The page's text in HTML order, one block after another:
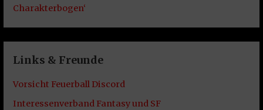
Charakterbogen‘
Links & Freunde
Vorsicht Feuerball Discord
Interessenverband Fantasy und SF